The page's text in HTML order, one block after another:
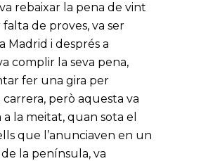
rebaixar la pena de vint
de proves, va ser
Madrid i després a
complir la seva pena,
fer una gira per
però aquesta va
la meitat, quan sota el
que l’anunciaven en un
la península, va